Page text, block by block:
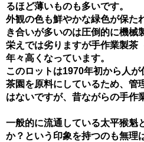
るほど薄いものも多いです。
外観の色も鮮やかな緑色が保た
き合いが多いのは圧倒的に機械
栄えでは劣りますが手作業製茶
年々高くなっています。
このロットは1970年初から人
茶園を原料にしているため、管
はないですが、昔ながらの手作
一般的に流通している太平猴魁
か？という印象を持つのも無理